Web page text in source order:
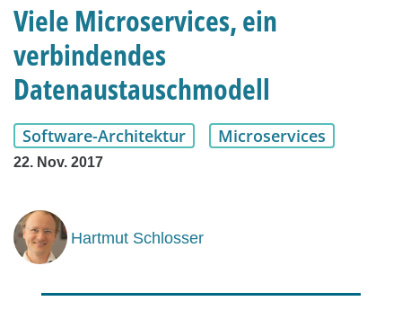
Viele Microservices, ein
verbindendes
Datenaustauschmodell
Software-Architektur Microservices
22. Nov. 2017
Hartmut Schlosser